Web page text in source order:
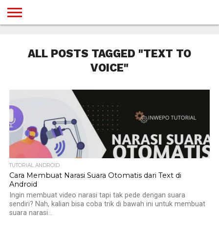
GAMES
DESAIN
ANDROID
IOS
YOUTUBE
INTERNET
WINDOWS
LINUX
MACINTOSH
MESSENGER
BLOGSPOT
WORDPRESS
PEMROGRAMAN
SEO
WEB
SERVER
ALL POSTS TAGGED "TEXT TO
VOICE"
TUTORIAL ANDROID
Cara Membuat Narasi Suara Otomatis dari Text di
Android
Ingin membuat video narasi tapi tak pede dengan suara
sendiri? Nah, kalian bisa coba trik di bawah ini untuk membuat
suara narasi...